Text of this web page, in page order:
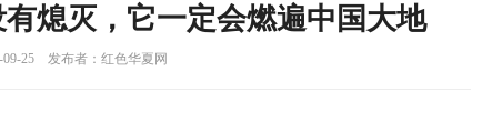
熄灭，它一定会燃遍中国大地
09-25 发布者：红色华夏网